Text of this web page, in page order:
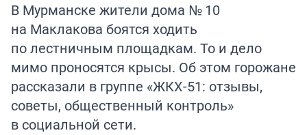
В Мурманске жители дома № 10
на Маклакова боятся ходить
по лестничным площадкам. То и дело
мимо проносятся крысы. Об этом горожане
рассказали в группе «ЖКХ-51: отзывы,
советы, общественный контроль»
в социальной сети.